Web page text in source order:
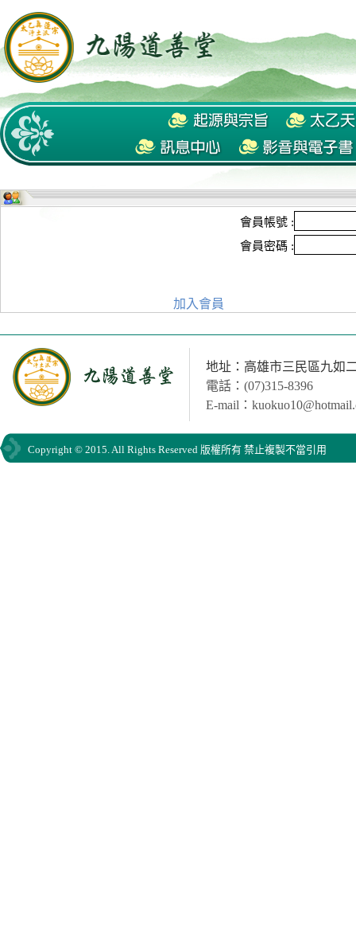
會員帳號 :
會員密碼 :
加入會員
地址：高雄市三民區九如
電話：(07)315-8396
E-mail：
Copyright © 2015. All Rights Reserved 版權所有 禁止複製不當引用